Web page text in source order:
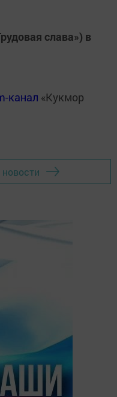
слава») в
канал «Кукмор